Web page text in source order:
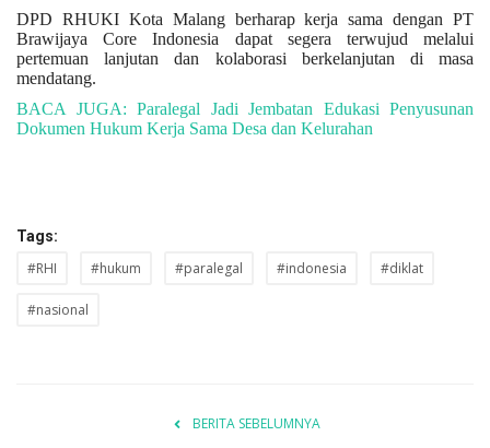
DPD RHUKI Kota Malang berharap kerja sama dengan PT
Brawijaya Core Indonesia dapat segera terwujud melalui
pertemuan lanjutan dan kolaborasi berkelanjutan di masa
mendatang.
BACA JUGA: Paralegal Jadi Jembatan Edukasi Penyusunan
Dokumen Hukum Kerja Sama Desa dan Kelurahan
Tags:
#RHI #hukum #paralegal #indonesia #diklat
#nasional
BERITA SEBELUMNYA